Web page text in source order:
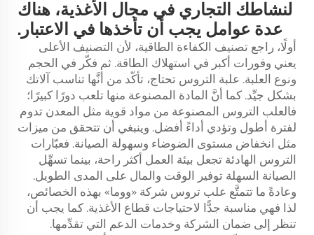
لنشاطك التجاري في مجال الأغذية، هناك
عدة عوامل يجب أن تأخذها في الاعتبار.
أولًا، راجع تصنيف الكفاءة الطاقية، لأن التصنيف الأعلى
يعني وفورات أكبر في استهلاك الطاقة. ثم فكّر في الحجم
ونوع العلبة. علبة التروس تحتاج، تأكّد من أنَّها تناسب آلاتك
بشكل جيِّد. كما أنَّ المادة المصنوعة منها تلعب دورًا كبيرًا؛
فالعلب التروس المصنوعة من مواد قوية مثل المعدن تدوم
لفترة أطول وتؤدي أداءً أفضل. وينبغي أن تتحقق من ميزات
مثل انخفاض مستوى الضوضاء وسهولة الصيانة. فعبّارات
التروس الهادئة تجعل بيئة العمل أكثر راحة، بينما تسهِّل
الصيانة السهلة توفير الوقت والمال على المدى الطويل.
وعادةً ما تتمتَّع علب تروس شركة «ووما» بهذه الخصائص،
لذا فهي مناسبة جدًّا لاحتياجات قطاع الأغذية. كما يجب أن
تنظر إلى ضمان الشركة وخدمات الدعم التي تقدِّمها.